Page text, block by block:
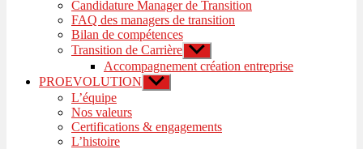
Candidature Manager de Transition
FAQ des managers de transition
Bilan de compétences
Transition de Carrière Afficher
le
sous-
Accompagnement création entreprise
PROEVOLUTION Afficher
le
L’équipe
Nos valeurs
Certifications & engagements
L’histoire